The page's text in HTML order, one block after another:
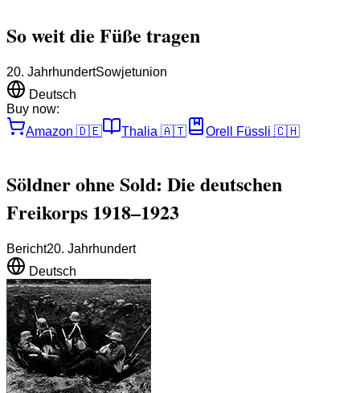
So weit die Füße tragen
20. JahrhundertSowjetunion
Deutsch
Buy now:
Amazon 🇩🇪 Thalia 🇦🇹 Orell Füssli 🇨🇭
Söldner ohne Sold: Die deutschen
Freikorps 1918–1923
Bericht20. Jahrhundert
Deutsch